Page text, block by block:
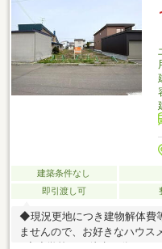
新築はしたいけれど何から
は不動産会社目線で注意点を
や予算の考え方をお話しさせ
建築条件なし
即引渡し可
◆現況更地につき建物解体費
ませんので、お好きなハウス